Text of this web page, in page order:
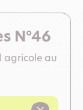
N°46
agricole au